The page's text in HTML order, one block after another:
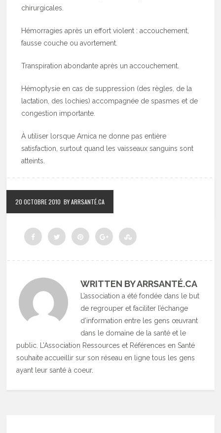
chirurgicales.
Hémorragies après un effort violent : accouchement,
fausse couche ou avortement.
Transpiration abondante après un accouchement.
Hémoptysie en cas de suppression (des règles, de la
lactation, des lochies) accompagnée de spasmes et de
congestion importante.
À utiliser lorsque Arnica ne donne pas entière
satisfaction, surtout quand les vaisseaux sanguins sont
atteints.
20 OCTOBRE 2010 BY ARRSANTÉ.CA
WRITTEN BY ARRSANTÉ.CA
L’association a été fondée dans le but
de regrouper et faciliter l’échange
d’information entre les gens œuvrant
dans le domaine de la santé et le
public. L’Association Ressources et Références en Santé
souhaite accueillir sur son réseau en ligne tous les gens
ayant leur santé à coeur.